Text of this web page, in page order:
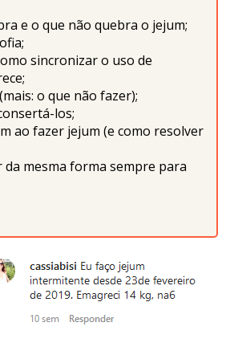
e o que não quebra o jejum;
sincronizar o uso de
o que não fazer);
los;
ao fazer jejum (e como resolver
mesma forma sempre para